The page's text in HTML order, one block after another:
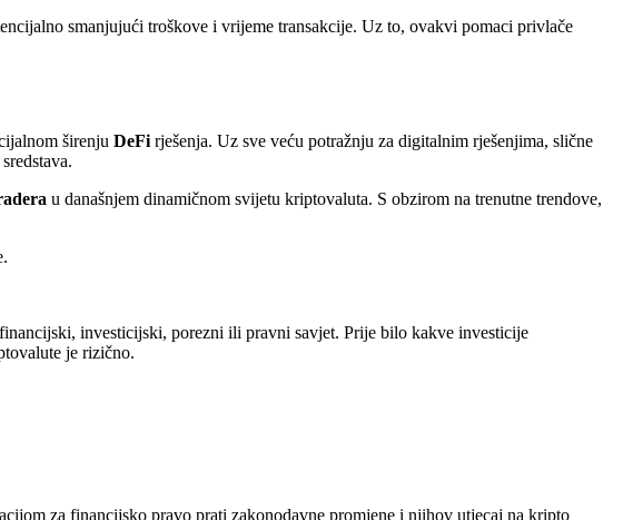
smanjujući troškove i vrijeme transakcije. Uz to, ovakvi pomaci privlače
širenju DeFi rješenja. Uz sve veću potražnju za digitalnim rješenjima, slične
u današnjem dinamičnom svijetu kriptovaluta. S obzirom na trenutne trendove,
investicijski, porezni ili pravni savjet. Prije bilo kakve investicije
je rizično.
za financijsko pravo prati zakonodavne promjene i njihov utjecaj na kripto